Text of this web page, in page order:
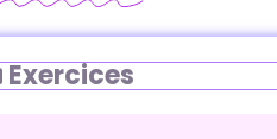
Exercices